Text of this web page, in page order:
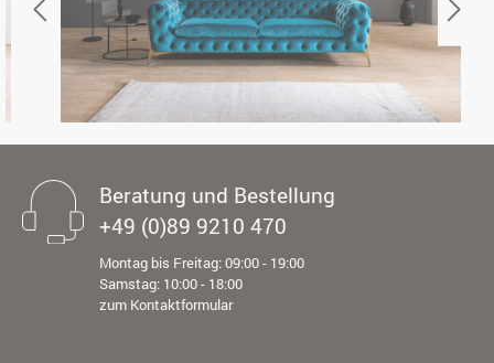
Beratung und Bestellung
+49 (0)89 9210 470
Montag bis Freitag: 09:00 - 19:00
Samstag: 10:00 - 18:00
zum Kontaktformular